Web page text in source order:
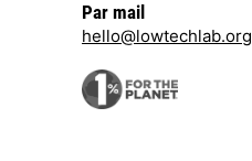
Par mail
hello@lowtechlab.org